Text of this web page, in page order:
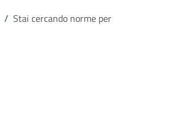
/ Stai cercando norme per